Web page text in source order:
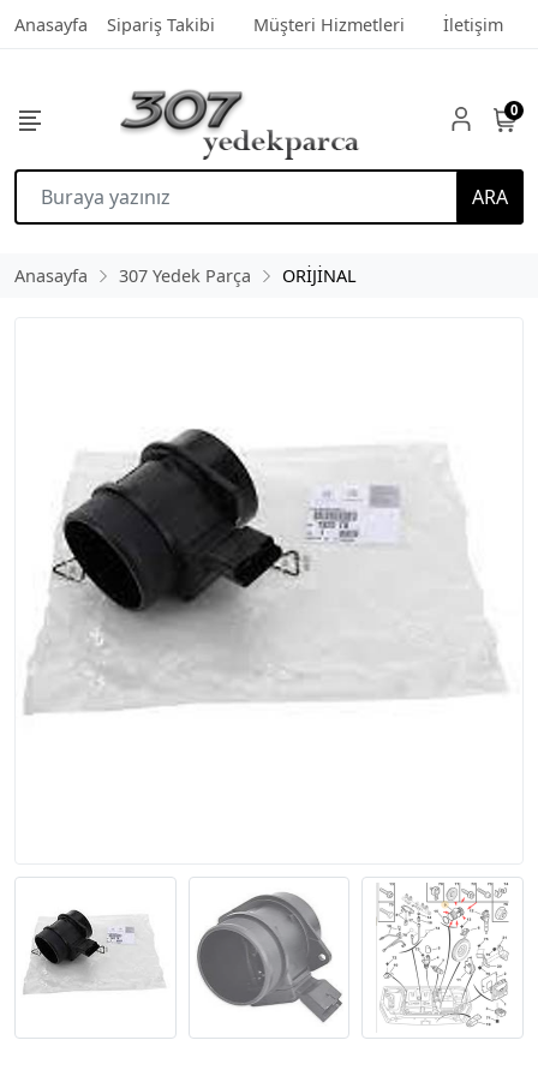
Anasayfa Sipariş Takibi Müşteri Hizmetleri İletişim
ARA
0
Anasayfa 307 Yedek Parça ORİJİNAL